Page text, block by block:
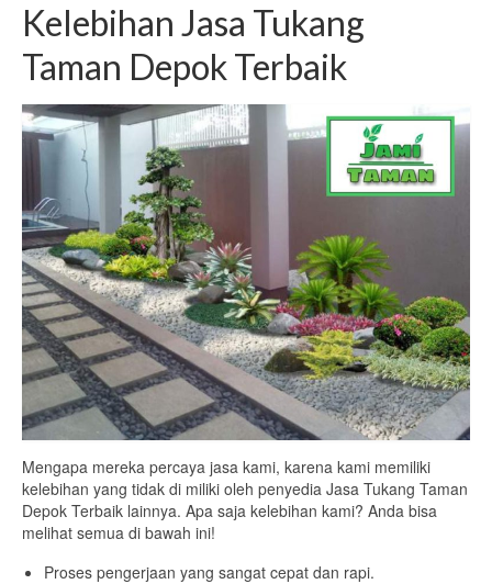
Kelebihan Jasa Tukang
Taman Depok Terbaik
Mengapa mereka percaya jasa kami, karena kami memiliki
kelebihan yang tidak di miliki oleh penyedia Jasa Tukang Taman
Depok Terbaik lainnya. Apa saja kelebihan kami? Anda bisa
melihat semua di bawah ini!
Proses pengerjaan yang sangat cepat dan rapi.